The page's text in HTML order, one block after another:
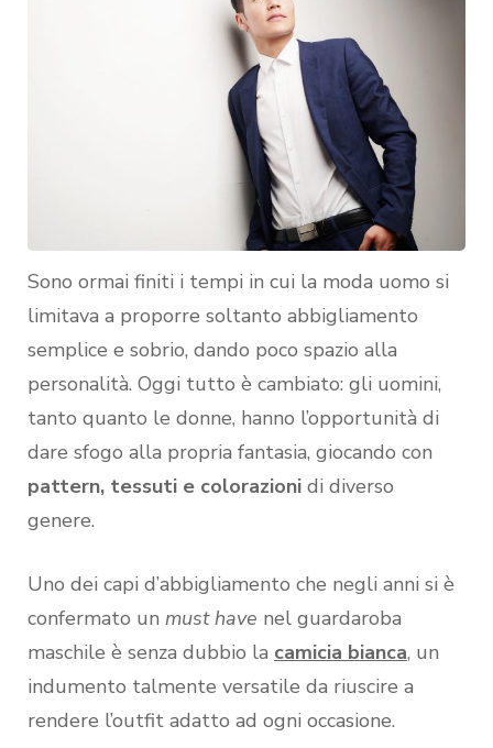
Sono ormai finiti i tempi in cui la moda uomo si
limitava a proporre soltanto abbigliamento
semplice e sobrio, dando poco spazio alla
personalità. Oggi tutto è cambiato: gli uomini,
tanto quanto le donne, hanno l’opportunità di
dare sfogo alla propria fantasia, giocando con
pattern, tessuti e colorazioni di diverso
genere.
Uno dei capi d’abbigliamento che negli anni si è
confermato un must have nel guardaroba
maschile è senza dubbio la camicia bianca, un
indumento talmente versatile da riuscire a
rendere l’outfit adatto ad ogni occasione.